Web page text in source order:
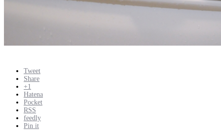
Tweet
Share
+1
Hatena
Pocket
RSS
feedly
Pin it